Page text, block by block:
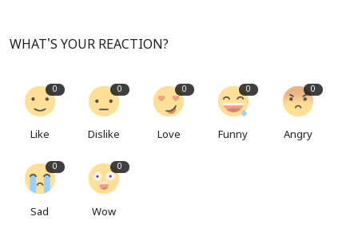
WHAT'S YOUR REACTION?
0
Like
0
Dislike
0
Love
0
Funny
0
Angry
0
Sad
0
Wow